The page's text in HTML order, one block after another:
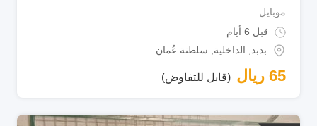
موبايل
قبل 6 أيام
بدبد
الداخلية سلطنة عُمان
65 ريال (قابل للتفاوض)